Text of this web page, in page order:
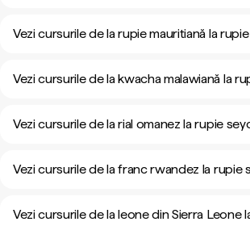
Vezi cursurile de la rupie mauritiană la
Vezi cursurile de la kwacha malawiană la
Vezi cursurile de la rial omanez la rupie
Vezi cursurile de la franc rwandez la rupie
Vezi cursurile de la leone din Sierra Leone